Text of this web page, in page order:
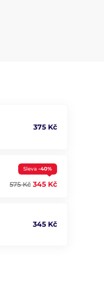
375 Kč
Sleva -40%
575 Kč 345 Kč
345 Kč